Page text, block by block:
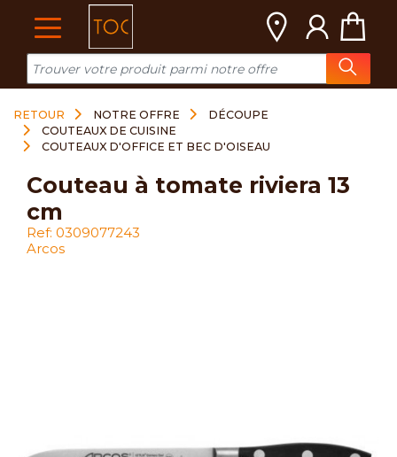
RETOUR NOTRE OFFRE
DÉCOUPE
COUTEAUX DE CUISINE
COUTEAUX D'OFFICE ET BEC D'OISEAU
couteau à tomate riviera 13
cm
Ref: 0309077243
Arcos
Cookies management panel